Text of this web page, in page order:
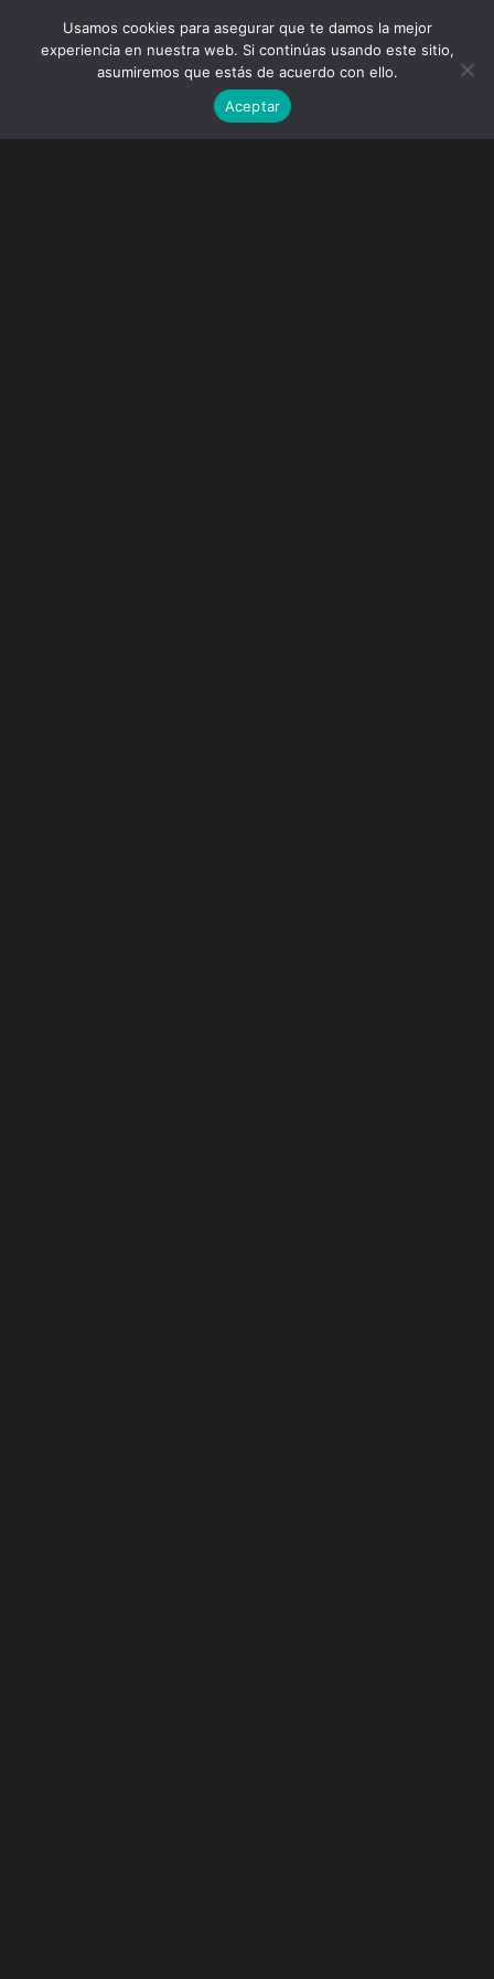
Usamos cookies para asegurar que te damos la mejor
experiencia en nuestra web. Si continúas usando este sitio,
asumiremos que estás de acuerdo con ello.
Aceptar